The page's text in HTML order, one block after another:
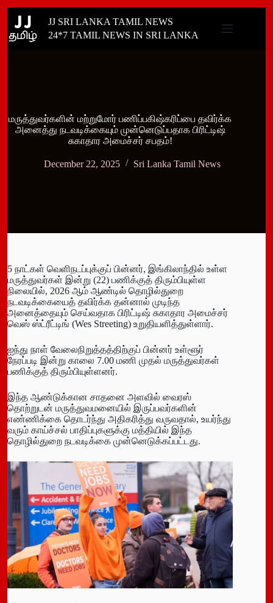
content
JJ SRI LANKA TAMIL NEWS
24*7 TAMIL NEWS IN SRI LANKA
மருத்துவர்களின் மற்றுமோர் பணிப்பகிஷ்கரிப்பை தவிர்க்க
அனைத்து நடவடிக்கையும் முன்னெடுப்பதாக பிரிட்டிஷ்
சுகாதார அமைச்சர் சபதம்!
December 22, 2025 Sri Lanka Tamil News
5 நாட்கள் வெளிநடப்புக்குப் பின்னர், இங்கிலாந்தில் உள்ள
மருத்துவர்கள் இன்று (22) பணிக்குத் திரும்பியுள்ள
நிலையில், 2026 ஆம் ஆண்டில் தொழில்துறை
நடவடிக்கையைத் தவிர்க்க தன்னால் முடிந்த
அனைத்தையும் செய்வதாக பிரிட்டிஷ் சுகாதார அமைச்சர்
வெஸ் ஸ்ட்ரீட்டிங் (Wes Streeting) உறுதியளித்துள்ளார்.
ஐந்து நாள் வேலைநிறுத்தத்திற்குப் பின்னர் உள்ளூர்
நேரப்படி இன்று காலை 7.00 மணி முதல் மருத்துவர்கள்
பணிக்குத் திரும்பியுள்ளனர்.
இந்த ஆண்டுக்கான சாதனை அளவில் வைரஸ்
தொற்றுடன் மருத்துவமனையில் இருப்பவர்களின்
எண்ணிக்கை தொடர்ந்து அதிகரித்து வருவதால், உயர்ந்து
வரும் காய்ச்சல் பாதிப்புகளுக்கு மத்தியில் இந்த
தொழில்துறை நடவடிக்கை முன்னெடுக்கப்பட்டது.